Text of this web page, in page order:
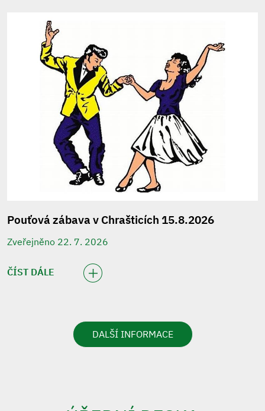
Pouťová zábava v Chrašticích 15.8.2026
Zveřejněno 22. 7. 2026
ČÍST DÁLE
DALŠÍ INFORMACE